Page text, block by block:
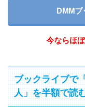
DMM
今ならほ
ブックライブで
人」を半額で読